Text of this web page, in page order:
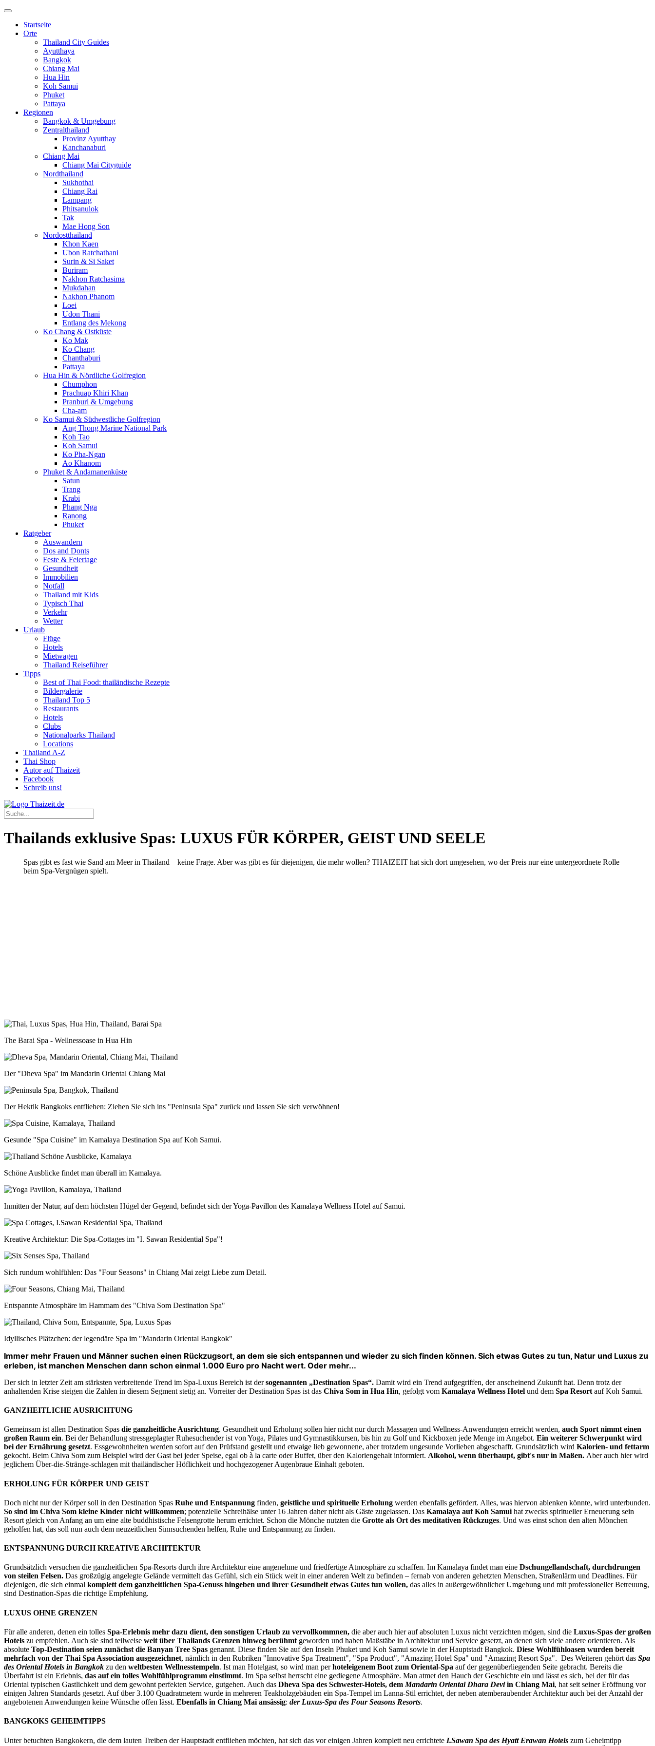
Startseite
Orte
Thailand City Guides
Ayutthaya
Bangkok
Chiang Mai
Hua Hin
Koh Samui
Phuket
Pattaya
Regionen
Bangkok & Umgebung
Zentralthailand
Provinz Ayutthay
Kanchanaburi
Chiang Mai
Chiang Mai Cityguide
Nordthailand
Sukhothai
Chiang Rai
Lampang
Phitsanulok
Tak
Mae Hong Son
Nordostthailand
Khon Kaen
Ubon Ratchathani
Surin & Si Saket
Buriram
Nakhon Ratchasima
Mukdahan
Nakhon Phanom
Loei
Udon Thani
Entlang des Mekong
Ko Chang & Ostküste
Ko Mak
Ko Chang
Chanthaburi
Pattaya
Hua Hin & Nördliche Golfregion
Chumphon
Prachuap Khiri Khan
Pranburi & Umgebung
Cha-am
Ko Samui & Südwestliche Golfregion
Ang Thong Marine National Park
Koh Tao
Koh Samui
Ko Pha-Ngan
Ao Khanom
Phuket & Andamanenküste
Satun
Trang
Krabi
Phang Nga
Ranong
Phuket
Ratgeber
Auswandern
Dos and Donts
Feste & Feiertage
Gesundheit
Immobilien
Notfall
Thailand mit Kids
Typisch Thai
Verkehr
Wetter
Urlaub
Flüge
Hotels
Mietwagen
Thailand Reiseführer
Tipps
Best of Thai Food: thailändische Rezepte
Bildergalerie
Thailand Top 5
Restaurants
Hotels
Clubs
Nationalparks Thailand
Locations
Thailand A-Z
Thai Shop
Autor auf Thaizeit
Facebook
Schreib uns!
Thailands exklusive Spas: LUXUS FÜR KÖRPER, GEIST UND SEELE
Spas gibt es fast wie Sand am Meer in Thailand – keine Frage. Aber was gibt es für diejenigen, die mehr wollen? THAIZEIT hat sich dort umgesehen, wo der Preis nur eine untergeordnete Rolle
beim Spa-Vergnügen spielt.
The Barai Spa - Wellnessoase in Hua Hin
Der "Dheva Spa" im Mandarin Oriental Chiang Mai
Der Hektik Bangkoks entfliehen: Ziehen Sie sich ins "Peninsula Spa" zurück und lassen Sie sich verwöhnen!
Gesunde "Spa Cuisine" im Kamalaya Destination Spa auf Koh Samui.
Schöne Ausblicke findet man überall im Kamalaya.
Inmitten der Natur, auf dem höchsten Hügel der Gegend, befindet sich der Yoga-Pavillon des Kamalaya Wellness Hotel auf Samui.
Kreative Architektur: Die Spa-Cottages im "I. Sawan Residential Spa"!
Sich rundum wohlfühlen: Das "Four Seasons" in Chiang Mai zeigt Liebe zum Detail.
Entspannte Atmosphäre im Hammam des "Chiva Som Destination Spa"
Idyllisches Plätzchen: der legendäre Spa im "Mandarin Oriental Bangkok"
Immer mehr Frauen und Männer suchen einen Rückzugsort, an dem sie sich entspannen und wieder zu sich finden können. Sich etwas Gutes zu tun, Natur und Luxus zu
erleben, ist manchen Menschen dann schon einmal 1.000 Euro pro Nacht wert. Oder mehr...
Der sich in letzter Zeit am stärksten verbreitende Trend im Spa-Luxus Bereich ist dersogenannten „Destination Spas“. Damit wird ein Trend aufgegriffen, der anscheinend Zukunft hat. Denn trotz der
anhaltenden Krise steigen die Zahlen in diesem Segment stetig an. Vorreiter der Destination Spas ist das Chiva Som in Hua Hin, gefolgt vom Kamalaya Wellness Hotel und dem Spa Resort auf Koh Samui.
GANZHEITLICHE AUSRICHTUNG
Gemeinsam ist allen Destination Spas die ganzheitliche Ausrichtung. Gesundheit und Erholung sollen hier nicht nur durch Massagen und Wellness-Anwendungen erreicht werden, auch Sport nimmt einen
großen Raum ein. Bei der Behandlung stressgeplagter Ruhesuchender ist von Yoga, Pilates und Gymnastikkursen, bis hin zu Golf und Kickboxen jede Menge im Angebot. Ein weiterer Schwerpunkt wird
bei der Ernährung gesetzt. Essgewohnheiten werden sofort auf den Prüfstand gestellt und etwaige lieb gewonnene, aber trotzdem ungesunde Vorlieben abgeschafft. Grundsätzlich wird Kalorien- und fettarm
gekocht. Beim Chiva Som zum Beispiel wird der Gast bei jeder Speise, egal ob à la carte oder Buffet, über den Kaloriengehalt informiert. Alkohol, wenn überhaupt, gibt's nur in Maßen. Aber auch hier wird
jeglichem Über-die-Stränge-schlagen mit thailändischer Höflichkeit und hochgezogener Augenbraue Einhalt geboten.
ERHOLUNG FÜR KÖRPER UND GEIST
Doch nicht nur der Körper soll in den Destination Spas Ruhe und Entspannung finden, geistliche und spirituelle Erholung werden ebenfalls gefördert. Alles, was hiervon ablenken könnte, wird unterbunden.
So sind im Chiva Som kleine Kinder nicht willkommen; potenzielle Schreihälse unter 16 Jahren daher nicht als Gäste zugelassen. Das Kamalaya auf Koh Samui hat zwecks spiritueller Erneuerung sein
Resort gleich von Anfang an um eine alte buddhistische Felsengrotte herum errichtet. Schon die Mönche nutzten die Grotte als Ort des meditativen Rückzuges. Und was einst schon den alten Mönchen
geholfen hat, das soll nun auch dem neuzeitlichen Sinnsuchenden helfen, Ruhe und Entspannung zu finden.
ENTSPANNUNG DURCH KREATIVE ARCHITEKTUR
Grundsätzlich versuchen die ganzheitlichen Spa-Resorts durch ihre Architektur eine angenehme und friedfertige Atmosphäre zu schaffen. Im Kamalaya findet man eine Dschungellandschaft, durchdrungen
von steilen Felsen. Das großzügig angelegte Gelände vermittelt das Gefühl, sich ein Stück weit in einer anderen Welt zu befinden – fernab von anderen gehetzten Menschen, Straßenlärm und Deadlines. Für
diejenigen, die sich einmal komplett dem ganzheitlichen Spa-Genuss hingeben und ihrer Gesundheit etwas Gutes tun wollen, das alles in außergewöhnlicher Umgebung und mit professioneller Betreuung,
sind Destination-Spas die richtige Empfehlung.
LUXUS OHNE GRENZEN
Für alle anderen, denen ein tolles Spa-Erlebnis mehr dazu dient, den sonstigen Urlaub zu vervollkommnen, die aber auch hier auf absoluten Luxus nicht verzichten mögen, sind die Luxus-Spas der großen
Hotels zu empfehlen. Auch sie sind teilweise weit über Thailands Grenzen hinweg berühmt geworden und haben Maßstäbe in Architektur und Service gesetzt, an denen sich viele andere orientieren. Als
absolute Top-Destination seien zunächst die Banyan Tree Spas genannt. Diese finden Sie auf den Inseln Phuket und Koh Samui sowie in der Hauptstadt Bangkok. Diese Wohlfühloasen wurden bereit
mehrfach von der Thai Spa Association ausgezeichnet, nämlich in den Rubriken "Innovative Spa Treatment", "Spa Product", "Amazing Hotel Spa" und "Amazing Resort Spa". Des Weiteren gehört das Spa
des Oriental Hotels in Bangkok zu den weltbesten Wellnesstempeln. Ist man Hotelgast, so wird man perhoteleigenem Boot zum Oriental-Spa auf der gegenüberliegenden Seite gebracht. Bereits die
Überfahrt ist ein Erlebnis, das auf ein tolles Wohlfühlprogramm einstimmt. Im Spa selbst herrscht eine gediegene Atmosphäre. Man atmet den Hauch der Geschichte ein und lässt es sich, bei der für das
Oriental typischen Gastlichkeit und dem gewohnt perfekten Service, gutgehen. Auch das Dheva Spa des Schwester-Hotels, dem Mandarin Oriental Dhara Deviin Chiang Mai, hat seit seiner Eröffnung vor
einigen Jahren Standards gesetzt. Auf über 3.100 Quadratmetern wurde in mehreren Teakholzgebäuden ein Spa-Tempel im Lanna-Stil errichtet, der neben atemberaubender Architektur auch bei der Anzahl der
angebotenen Anwendungen keine Wünsche offen lässt. Ebenfalls in Chiang Mai ansässig: der Luxus-Spa des Four Seasons Resorts.
BANGKOKS GEHEIMTIPPS
Unter betuchten Bangkokern, die dem lauten Treiben der Hauptstadt entfliehen möchten, hat sich das vor einigen Jahren komplett neu errichtete I.Sawan Spa des Hyatt Erawan Hotels zum Geheimtipp